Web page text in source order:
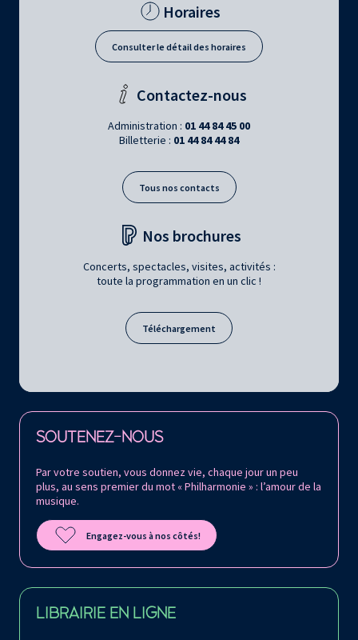
Horaires
Consulter le détail des horaires
Contactez-nous
Administration : 01 44 84 45 00
Billetterie : 01 44 84 44 84
Tous nos contacts
Nos brochures
Concerts, spectacles, visites, activités :
toute la programmation en un clic !
Téléchargement
SOUTENEZ-NOUS
Par votre soutien, vous donnez vie, chaque jour un peu
plus, au sens premier du mot « Philharmonie » : l’amour de la
musique.
Engagez-vous à nos côtés!
LIBRAIRIE EN LIGNE
Retrouvez la Philharmonie de Paris sur